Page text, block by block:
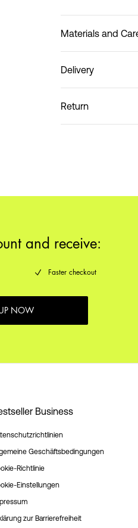
Materials and
Delivery
Return
and receive:
Faster checkout
NOW
Business
Geschäftsbedingungen
Richtlinie
Einstellungen
zur Barrierefreiheit